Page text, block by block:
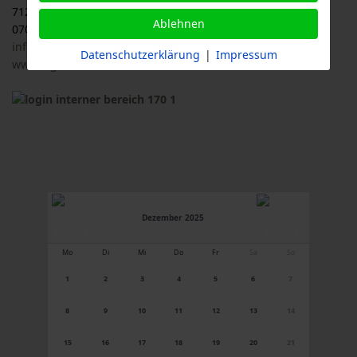
71263 Weil der Stadt
07033 / 69 23 902
info@logl-bw.de
www.logl-bw.de
Dezember 2025
Mo Di Mi Do Fr
1 2 3 4 5 6 7
8 9 10 11 12 13 14
15 16 17 18 19 20 21
Ablehnen
Datenschutzerklärung | Impressum